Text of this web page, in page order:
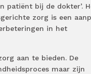
patiënt bij de dokter’.
zorg is een
in het
aan te bieden. De
maar zijn